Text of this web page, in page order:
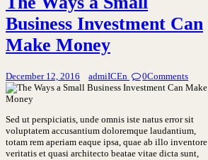
Business Investment Can
Make Money
December 12, 2016 admiICEn 0Comments
Sed ut perspiciatis, unde omnis iste natus error sit
voluptatem accusantium doloremque laudantium,
totam rem aperiam eaque ipsa, quae ab illo inventore
veritatis et quasi architecto beatae vitae dicta sunt,